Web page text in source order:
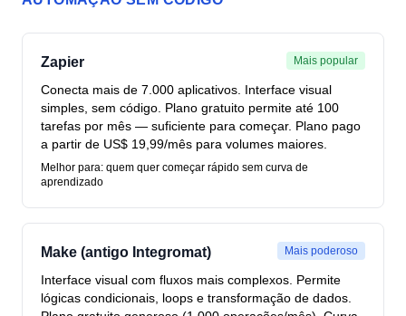
Zapier Mais popular
Conecta mais de 7.000 aplicativos. Interface visual
simples, sem código. Plano gratuito permite até 100
tarefas por mês — suficiente para começar. Plano pago
a partir de US$ 19,99/mês para volumes maiores.
Melhor para: quem quer começar rápido sem curva de
aprendizado
Make (antigo Integromat) Mais poderoso
Interface visual com fluxos mais complexos. Permite
lógicas condicionais, loops e transformação de dados.